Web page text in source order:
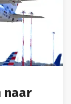
naar